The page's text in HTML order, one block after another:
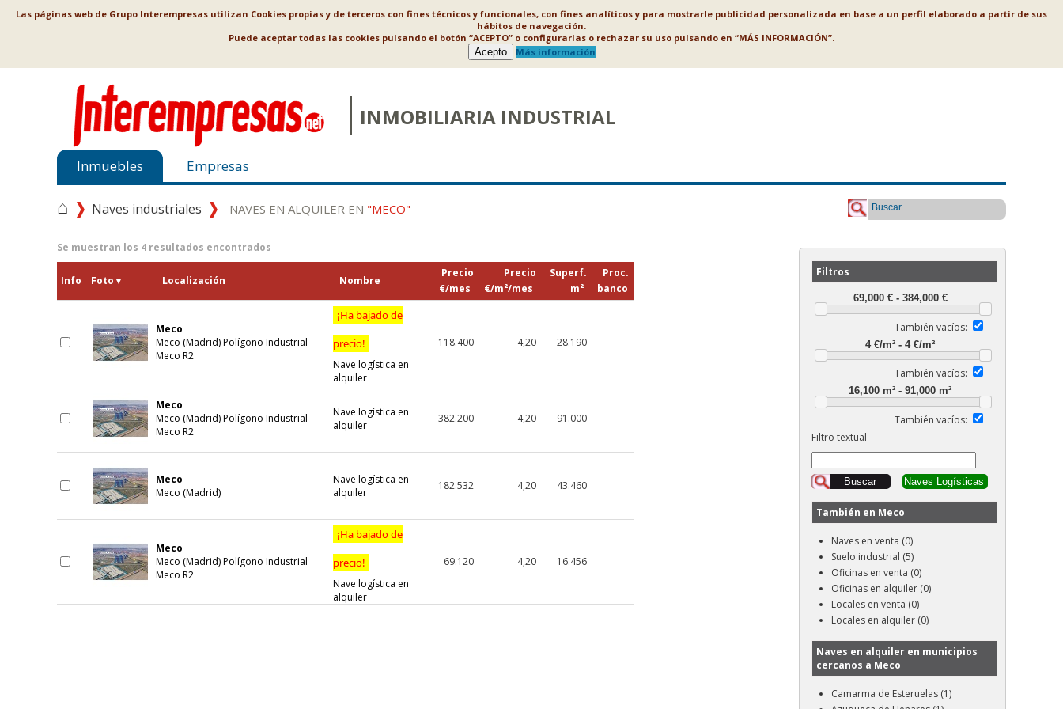
Las páginas web de Grupo Interempresas utilizan Cookies propias y de terceros con fines técnicos y funcionales, con fines analíticos y para mostrarle publicidad personalizada en base a un perfil elaborado a partir de sus
hábitos de navegación.
Puede aceptar todas las cookies pulsando el botón “ACEPTO” o configurarlas o rechazar su uso pulsando en “MÁS INFORMACIÓN”.
Acepto
Más información
INMOBILIARIA INDUSTRIAL
Inmuebles Empresas
⌂ Naves industriales NAVES EN ALQUILER EN "MECO" Buscar
Se muestran los 4 resultados encontrados
Info Foto▼ Localización Nombre
Precio
€/mes
Precio
€/m²/mes
Superf.
m²
Proc.
banco
Meco
Meco (Madrid) Polígono Industrial
Meco R2
¡Ha bajado de
precio!
Nave logística en
alquiler
118.400 4,20 28.190
Meco
Meco (Madrid) Polígono Industrial
Meco R2
Nave logística en
alquiler
382.200 4,20 91.000
Meco
Meco (Madrid)
Nave logística en
alquiler
182.532 4,20 43.460
Meco
Meco (Madrid) Polígono Industrial
Meco R2
¡Ha bajado de
precio!
Nave logística en
alquiler
69.120 4,20 16.456
Filtros
También vacíos:
También vacíos:
También vacíos:
Filtro textual
También en Meco
Naves en venta (0)
Suelo industrial (5)
Oficinas en venta (0)
Oficinas en alquiler (0)
Locales en venta (0)
Locales en alquiler (0)
Naves en alquiler en municipios
cercanos a Meco
Camarma de Esteruelas (1)